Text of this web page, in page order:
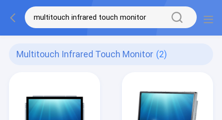
Multitouch Infrared Touch Monitor (2)